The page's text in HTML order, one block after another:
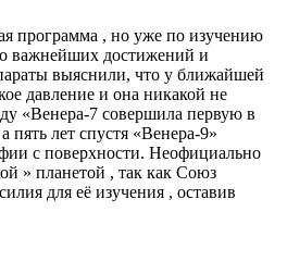
программа , но уже по изучению
важнейших достижений и
выяснили, что у ближайшей
давление и она никакой не
«Венера-7 совершила первую в
пять лет спустя «Венера-9»
с поверхности. Неофициально
» планетой , так как Союз
для её изучения , оставив